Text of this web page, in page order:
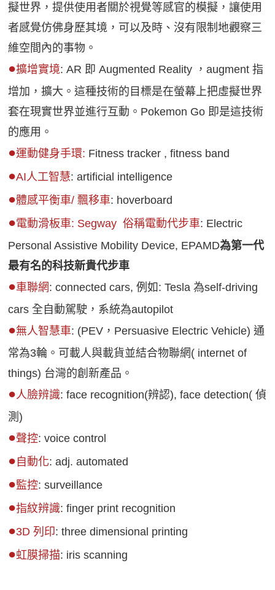
擬世界，提供使用者關於視覺等感官的模擬，讓使用
者感覺仿佛身歷其境，可以及時、沒有限制地觀察三
維空間內的事物。
●擴增實境: AR 即 Augmented Reality ，augment 指
增加，擴大。這種技術的目標是在螢幕上把虛擬世界
套在現實世界並進行互動。Pokemon Go 即是這技術
的應用。
●運動健身手環: Fitness tracker , fitness band
●AI人工智慧: artificial intelligence
●​體感平衡車/ 飄移車: hoverboard
●電動滑板車: Segway 俗稱電動代步車: Electric
Personal Assistive Mobility Device, EPAMD為第一代
最有名的科技新貴代步車
●車聯網: connected cars, 例如: Tesla 為self-driving
cars 全自動駕駛，系統為autopilot
●無人智慧車: (PEV，Persuasive Electric Vehicle) 通
常為3輪。可載人與載貨並結合物聯網( internet of
things) 台灣的創新產品。
●人臉辨識: face recognition(辨認), face detection( 偵
測)
●聲控: voice control
● 自動化: adj. automated
●監控: surveillance
●指紋辨識: finger print recognition
●3D 列印: three dimensional printing
●虹膜掃描: iris scanning